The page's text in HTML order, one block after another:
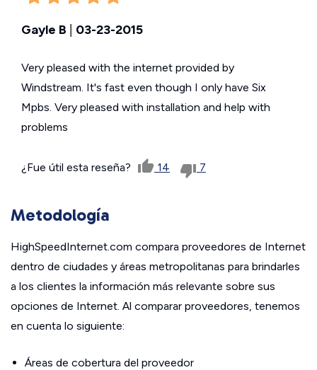
Gayle B | 03-23-2015
Very pleased with the internet provided by
Windstream. It's fast even though I only have Six
Mpbs. Very pleased with installation and help with
problems
¿Fue útil esta reseña? 14 7
Metodología
HighSpeedInternet.com compara proveedores de Internet
dentro de ciudades y áreas metropolitanas para brindarles
a los clientes la información más relevante sobre sus
opciones de Internet. Al comparar proveedores, tenemos
en cuenta lo siguiente:
Áreas de cobertura del proveedor